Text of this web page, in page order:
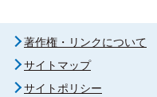
著作権・リンクについて
サイトマップ
サイトポリシー